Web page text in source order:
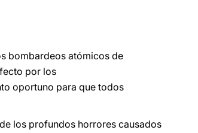
bombardeos atómicos de
por los
oportuno para que todos
los profundos horrores causados